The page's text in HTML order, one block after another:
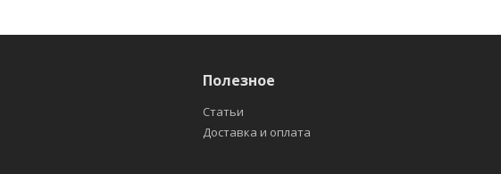
Полезное
Статьи
Доставка и оплата